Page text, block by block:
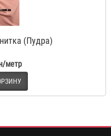
(Пудра)
метр